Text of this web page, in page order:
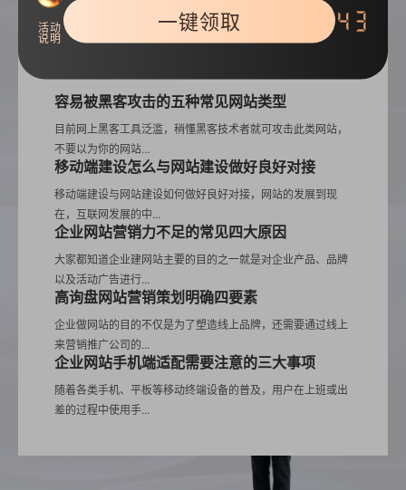
热门推荐
容易被黑客攻击的五种常见网站类型
目前网上黑客工具泛滥，稍懂黑客技术者就可攻击此类网站，
不要以为你的网站...
移动端建设怎么与网站建设做好良好对接
移动端建设与网站建设如何做好良好对接，网站的发展到现
在，互联网发展的中...
企业网站营销力不足的常见四大原因
大家都知道企业建网站主要的目的之一就是对企业产品、品牌
以及活动广告进行...
高询盘网站营销策划明确四要素
企业做网站的目的不仅是为了塑造线上品牌，还需要通过线上
来营销推广公司的...
企业网站手机端适配需要注意的三大事项
随着各类手机、平板等移动终端设备的普及，用户在上班或出
差的过程中使用手...
活动
说明
一键领取 42